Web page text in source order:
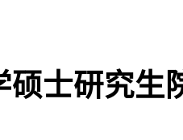
硕士研究生